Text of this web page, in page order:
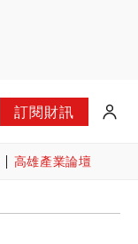
訂閱財訊
高雄產業論壇